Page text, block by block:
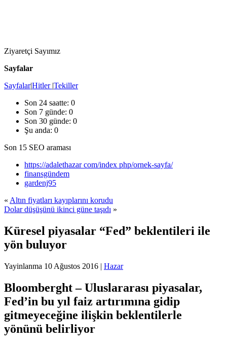
Ziyaretçi Sayımız
Sayfalar
Sayfalar|Hitler |Tekiller
Son 24 saatte: 0
Son 7 günde: 0
Son 30 günde: 0
Şu anda: 0
Son 15 SEO araması
https://adalethazar com/index php/ornek-sayfa/
finansgündem
gardenj95
« Altın fiyatları kayıplarını korudu
Dolar düşüşünü ikinci güne taşıdı »
Küresel piyasalar “Fed” beklentileri ile
yön buluyor
Yayinlanma 10 Ağustos 2016 | Hazar
Bloomberght – Uluslararası piyasalar,
Fed’in bu yıl faiz artırımına gidip
gitmeyeceğine ilişkin beklentilerle
yönünü belirliyor